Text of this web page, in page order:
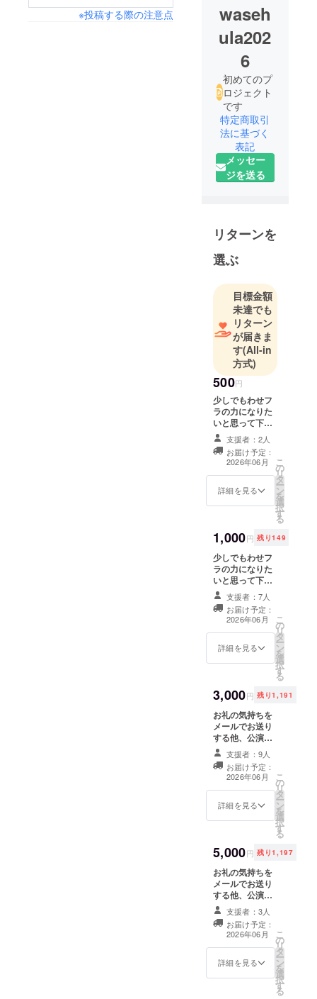
※投稿する際の注意点
waseh
ula202
6
初めてのプ
ロジェクト
です
特定商取引
法に基づく
表記
メッセー
ジを送る
リターンを
選ぶ
目標金額
未達でも
リターン
が届きま
す(All-in
方式)
500円
少しでもわせフ
ラの力になりた
いと思って下
さった方向けで
す。 お礼の気持
ちをメールでお
送りします。
支援者：2人
お届け予定：
2026年06月
詳細を見る
こ
の
リ
タ
ー
ン
を
選
択
す
る
1,000円 残り149
少しでもわせフ
ラの力になりた
いと思って下
さった方向けで
す。 お礼の気持
ちをメールでお
送りする他、公
演に来てくださ
る方にはメッ
番号をお送りい
たします。公演
をご予約の際
は、公演予約
フォームの該当
欄に、その番号
をご入力くださ
い。 ※公演チ
ケットは、別途
ムからお申し込
みいただく必要
支援者：7人
お届け予定：
2026年06月
詳細を見る
こ
の
リ
タ
ー
ン
を
選
択
す
る
3,000円 残り1,191
お礼の気持ちを
メールでお送り
する他、公演に
来てくださる方
にはメッセージ
カードをお渡し
します。 また、
夏公演or 単独公
演【いずれか】
ご希望の公演を
お選びくださ
い。メールにて
専用番号をお送
りいたします。
対象公演をご予
約の際は、公演
予約フォームの
該当欄に、その
ださい。 ※公演
チケットは、別
支援者：9人
お届け予定：
2026年06月
詳細を見る
こ
の
リ
タ
ー
ン
を
選
択
す
る
5,000円 残り1,197
お礼の気持ちを
メールでお送り
する他、公演に
来てくださる方
にはメッセージ
カードをお渡し
します。 また、
エンディングビ
デオに支援者様
支援者：3人
お届け予定：
2026年06月
詳細を見る
こ
の
リ
タ
ー
ン
を
選
択
す
る